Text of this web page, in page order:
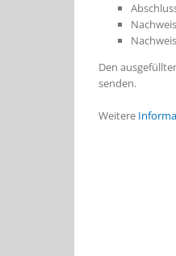
Den
senden.
Weitere